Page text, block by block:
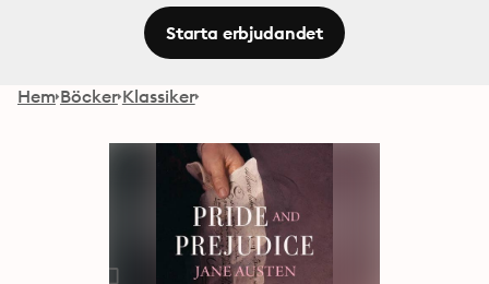
Starta erbjudandet
Hem Böcker Klassiker